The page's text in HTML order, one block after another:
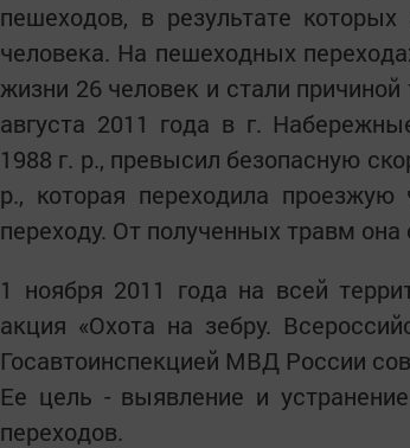
пешеходов, в результате
человека. На пешеходных
жизни 26 человек и стали
августа 2011 года в г.
1988 г. р., превысил безопасную
р., которая переходила
переходу. От полученных травм
1 ноября 2011 года на всей
акция «Охота на зебру.
Госавтоинспекцией МВД России
Ее цель - выявление и
переходов.